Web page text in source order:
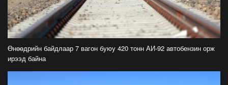
Засгийн газрын хуралдаанаас гарсан
шийдвэрийг танилцуулж байна
2026-07-21
Рахмоныг угтан авлаа
Өнөөдрийн байдлаар 7 вагон буюу 420 тонн АИ-92 автобензин орж
ирээд байна